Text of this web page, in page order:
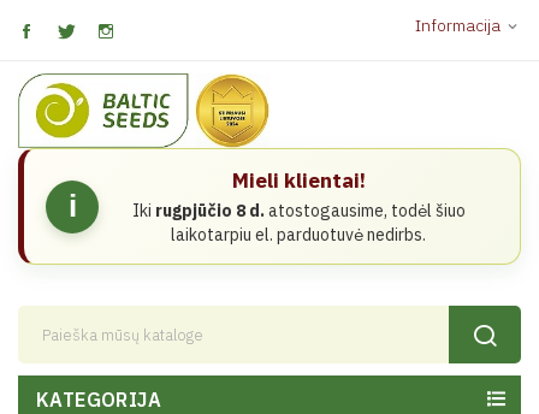
Informacija expand_more
i
Mieli klientai!
Iki rugpjūčio 8 d.atostogausime, todėl šiuo
laikotarpiu el. parduotuvė nedirbs.
KATEGORIJA